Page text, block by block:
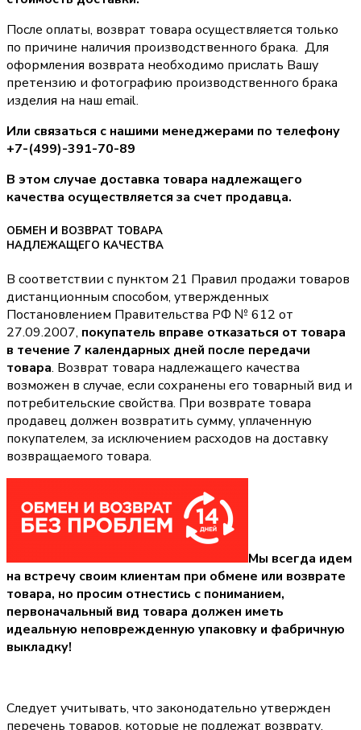
После оплаты, возврат товара осуществляется только
по причине наличия производственного брака. Для
оформления возврата необходимо прислать Вашу
претензию и фотографию производственного брака
изделия на наш email.
Или связаться с нашими менеджерами по телефону
+7-(499)-391-70-89
В этом случае доставка товара надлежащего
качества осуществляется за счет продавца.
ОБМЕН И ВОЗВРАТ ТОВАРА
НАДЛЕЖАЩЕГО КАЧЕСТВА
В соответствии с пунктом 21 Правил продажи товаров
дистанционным способом, утвержденных
Постановлением Правительства РФ № 612 от
27.09.2007, покупатель вправе отказаться от товара
в течение 7 календарных дней после передачи
товара. Возврат товара надлежащего качества
возможен в случае, если сохранены его товарный вид и
потребительские свойства. При возврате товара
продавец должен возвратить сумму, уплаченную
покупателем, за исключением расходов на доставку
возвращаемого товара.
Мы всегда идем
на встречу своим клиентам при обмене или возврате
товара, но просим отнестись с пониманием,
первоначальный вид товара должен иметь
идеальную неповрежденную упаковку и фабричную
выкладку!
Следует учитывать, что законодательно утвержден
перечень товаров, которые не подлежат возврату.